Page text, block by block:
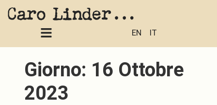
EN IT
Giorno: 16 Ottobre
2023